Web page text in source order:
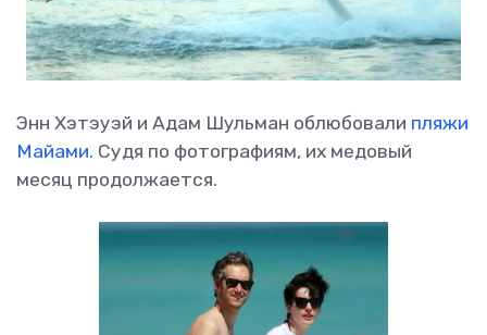
Энн Хэтэуэй и Адам Шульман облюбовали пляжи
Майами. Судя по фотографиям, их медовый
месяц продолжается.